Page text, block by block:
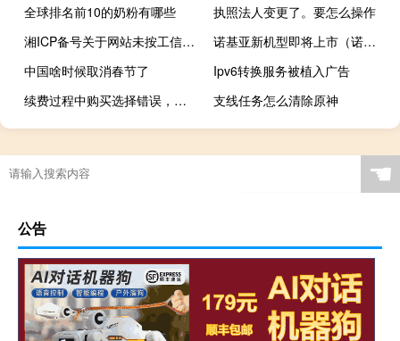
全球排名前10的奶粉有哪些
执照法人变更了。要怎么操作
湘ICP备号关于网站未按工信部要求放置备案号的整改通知
诺基亚新机型即将上市（诺基亚新机型）
中国啥时候取消春节了
Ipv6转换服务被植入广告
续费过程中购买选择错误，已得到回复希望多余费用退回
支线任务怎么清除原神
☚
公告